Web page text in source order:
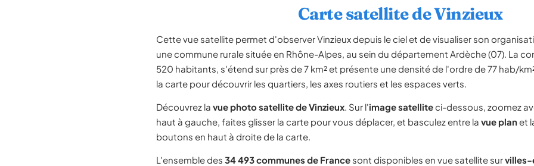
Carte satellite de Vinzieux
Cette vue satellite permet d'observer Vinzieux depuis le ciel et de visualiser son
une commune rurale située en Rhône-Alpes, au sein du département Ardèche (07). La
520 habitants, s'étend sur près de 7 km² et présente une densité de l'ordre de 77 hab/
la carte pour découvrir les quartiers, les axes routiers et les espaces verts.
Découvrez la vue photo satellite de Vinzieux. Sur l'image satelliteci-dessous, zoomez
haut à gauche, faites glisser la carte pour vous déplacer, et basculez entre la vue planet
boutons en haut à droite de la carte.
L'ensemble des 34 493 communes de France sont disponibles en vue satellite sur